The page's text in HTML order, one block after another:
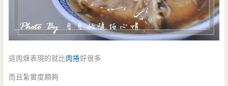
這肉焿表現的就比肉捲好很多
而且紮實度頗夠